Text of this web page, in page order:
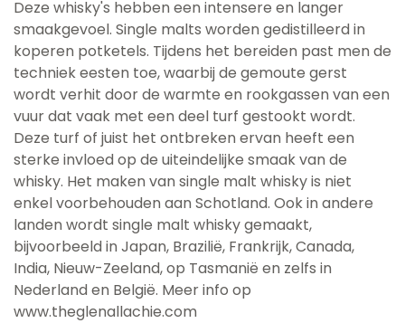
Deze whisky's hebben een intensere en langer
smaakgevoel. Single malts worden gedistilleerd in
koperen potketels. Tijdens het bereiden past men de
techniek eesten toe, waarbij de gemoute gerst
wordt verhit door de warmte en rookgassen van een
vuur dat vaak met een deel turf gestookt wordt.
Deze turf of juist het ontbreken ervan heeft een
sterke invloed op de uiteindelijke smaak van de
whisky. Het maken van single malt whisky is niet
enkel voorbehouden aan Schotland. Ook in andere
landen wordt single malt whisky gemaakt,
bijvoorbeeld in Japan, Brazilië, Frankrijk, Canada,
India, Nieuw-Zeeland, op Tasmanië en zelfs in
Nederland en België. Meer info op
www.theglenallachie.com